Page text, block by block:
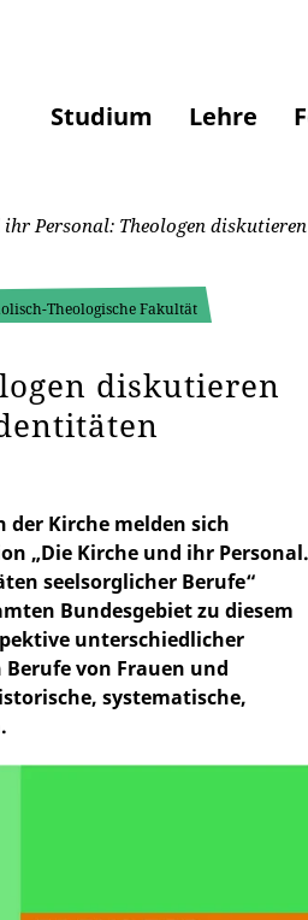
Studium Lehre
Personal: Theologen
Theologische Fakultät
diskutieren
Kirche melden sich
„Die Kirche und ihr Personal.
seelsorglicher Berufe“
Bundesgebiet zu diesem
unterschiedlicher
von Frauen und
systematische,